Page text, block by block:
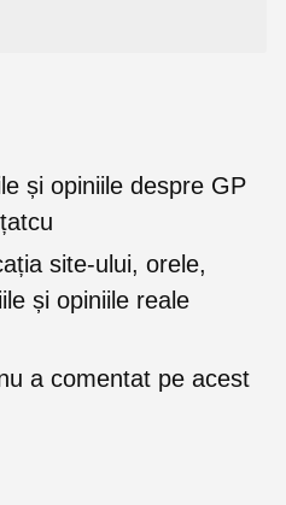
și opiniile despre GP
site-ului, orele,
și opiniile reale
a comentat pe acest